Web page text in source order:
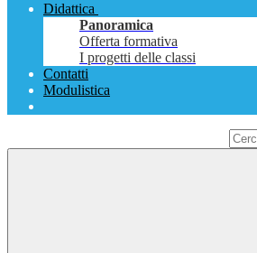
Didattica
Panoramica
Offerta formativa
I progetti delle classi
Contatti
Modulistica